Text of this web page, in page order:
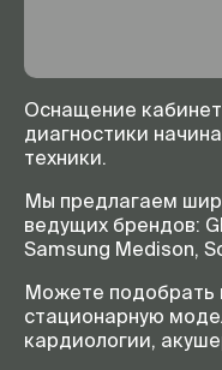
Оснащение
диагностики
техники.
Мы предлагаем
ведущих брендов:
Samsung Medison,
Можете подобрать
стационарную
кардиологии,